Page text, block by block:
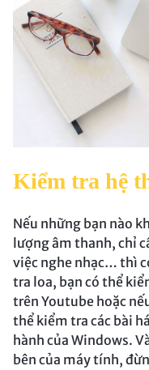
Kiểm tra hệ
Nếu những bạn nào
lượng âm thanh, chỉ
việc nghe nhạc… thì
tra loa, bạn có thể
trên Youtube hoặc
thể kiểm tra các bài
hành của Windows.
bên của máy tính,